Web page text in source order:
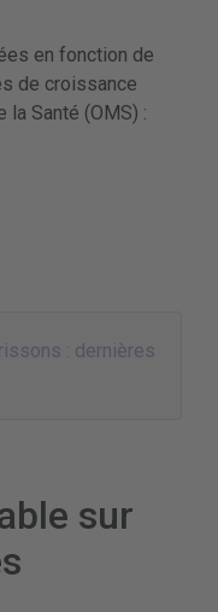
en fonction de
de croissance
la Santé (OMS) :
: dernières
sur